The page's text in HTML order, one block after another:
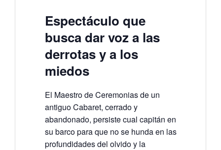
Espectáculo que
busca dar voz a las
derrotas y a los
miedos
El Maestro de Ceremonias de un
antiguo Cabaret, cerrado y
abandonado, persiste cual capitán en
su barco para que no se hunda en las
profundidades del olvido y la